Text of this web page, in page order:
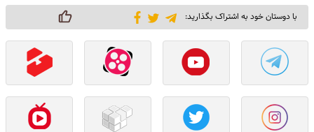
با دوستان خود به اشتراک بگذارید: